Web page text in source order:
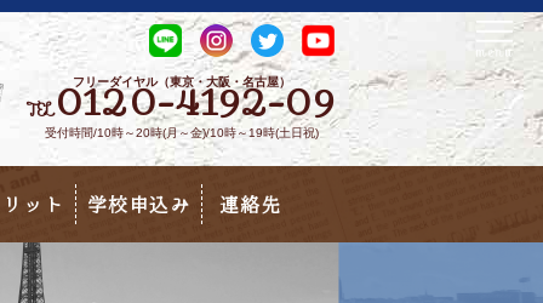
フリーダイヤル（東京・大阪・名古屋）
TEL0120-4192-09
受付時間/10時～20時(月～金)/10時～19時(土日祝)
ット 学校申込み 連絡先